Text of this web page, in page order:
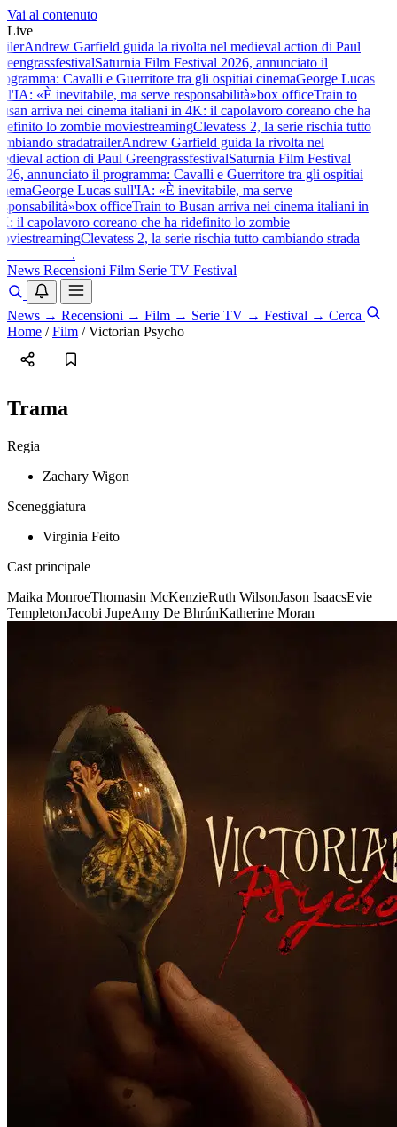
Vai al contenuto
Live
Andrew Garfield guida la rivolta nel medieval action di Paul
festivalSaturnia Film Festival 2026, annunciato il
Cavalli e Guerritore tra gli ospitiai cinemaGeorge Lucas
«È inevitabile, ma serve responsabilità»box officeTrain to
arriva nei cinema italiani in 4K: il capolavoro coreano che ha
lo zombie moviestreamingClevatess 2, la serie rischia tutto
stradatrailerAndrew Garfield guida la rivolta nel
action di Paul GreengrassfestivalSaturnia Film Festival
annunciato il programma: Cavalli e Guerritore tra gli ospitiai
George Lucas sull'IA: «È inevitabile, ma serve
box officeTrain to Busan arriva nei cinema italiani in
il capolavoro coreano che ha ridefinito lo zombie
streamingClevatess 2, la serie rischia tutto cambiando strada
.
News Recensioni Film Serie TV Festival
News → Recensioni → Film → Serie TV → Festival → Cerca
Home / Film / Victorian Psycho
Trama
Regia
Zachary Wigon
Sceneggiatura
Virginia Feito
Cast principale
Maika MonroeThomasin McKenzieRuth WilsonJason IsaacsEvie
TempletonJacobi JupeAmy De BhrúnKatherine Moran